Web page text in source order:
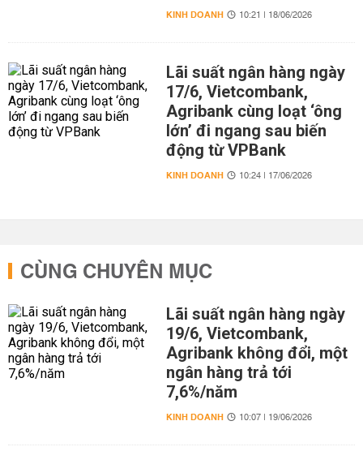
KINH DOANH 10:21 | 18/06/2026
Lãi suất ngân hàng ngày
17/6, Vietcombank,
Agribank cùng loạt ‘ông
lớn’ đi ngang sau biến
động từ VPBank
KINH DOANH 10:24 | 17/06/2026
CÙNG CHUYÊN MỤC
Lãi suất ngân hàng ngày
19/6, Vietcombank,
Agribank không đổi, một
ngân hàng trả tới
7,6%/năm
KINH DOANH 10:07 | 19/06/2026